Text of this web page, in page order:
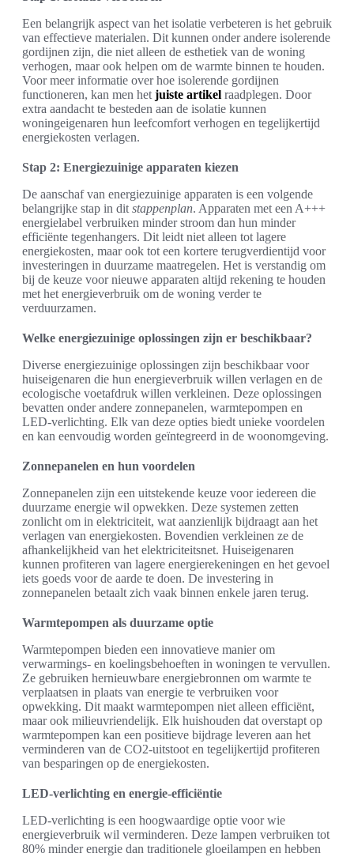
Een belangrijk aspect van het isolatie verbeteren is het gebruik
van effectieve materialen. Dit kunnen onder andere isolerende
gordijnen zijn, die niet alleen de esthetiek van de woning
verhogen, maar ook helpen om de warmte binnen te houden.
Voor meer informatie over hoe isolerende gordijnen
functioneren, kan men het juiste artikel raadplegen. Door
extra aandacht te besteden aan de isolatie kunnen
woningeigenaren hun leefcomfort verhogen en tegelijkertijd
energiekosten verlagen.
Stap 2: Energiezuinige apparaten kiezen
De aanschaf van energiezuinige apparaten is een volgende
belangrijke stap in dit stappenplan. Apparaten met een A+++
energielabel verbruiken minder stroom dan hun minder
efficiënte tegenhangers. Dit leidt niet alleen tot lagere
energiekosten, maar ook tot een kortere terugverdientijd voor
investeringen in duurzame maatregelen. Het is verstandig om
bij de keuze voor nieuwe apparaten altijd rekening te houden
met het energieverbruik om de woning verder te
verduurzamen.
Welke energiezuinige oplossingen zijn er beschikbaar?
Diverse energiezuinige oplossingen zijn beschikbaar voor
huiseigenaren die hun energieverbruik willen verlagen en de
ecologische voetafdruk willen verkleinen. Deze oplossingen
bevatten onder andere zonnepanelen, warmtepompen en
LED-verlichting. Elk van deze opties biedt unieke voordelen
en kan eenvoudig worden geïntegreerd in de woonomgeving.
Zonnepanelen en hun voordelen
Zonnepanelen zijn een uitstekende keuze voor iedereen die
duurzame energie wil opwekken. Deze systemen zetten
zonlicht om in elektriciteit, wat aanzienlijk bijdraagt aan het
verlagen van energiekosten. Bovendien verkleinen ze de
afhankelijkheid van het elektriciteitsnet. Huiseigenaren
kunnen profiteren van lagere energierekeningen en het gevoel
iets goeds voor de aarde te doen. De investering in
zonnepanelen betaalt zich vaak binnen enkele jaren terug.
Warmtepompen als duurzame optie
Warmtepompen bieden een innovatieve manier om
verwarmings- en koelingsbehoeften in woningen te vervullen.
Ze gebruiken hernieuwbare energiebronnen om warmte te
verplaatsen in plaats van energie te verbruiken voor
opwekking. Dit maakt warmtepompen niet alleen efficiënt,
maar ook milieuvriendelijk. Elk huishouden dat overstapt op
warmtepompen kan een positieve bijdrage leveren aan het
verminderen van de CO2-uitstoot en tegelijkertijd profiteren
van besparingen op de energiekosten.
LED-verlichting en energie-efficiëntie
LED-verlichting is een hoogwaardige optie voor wie
energieverbruik wil verminderen. Deze lampen verbruiken tot
80% minder energie dan traditionele gloeilampen en hebben